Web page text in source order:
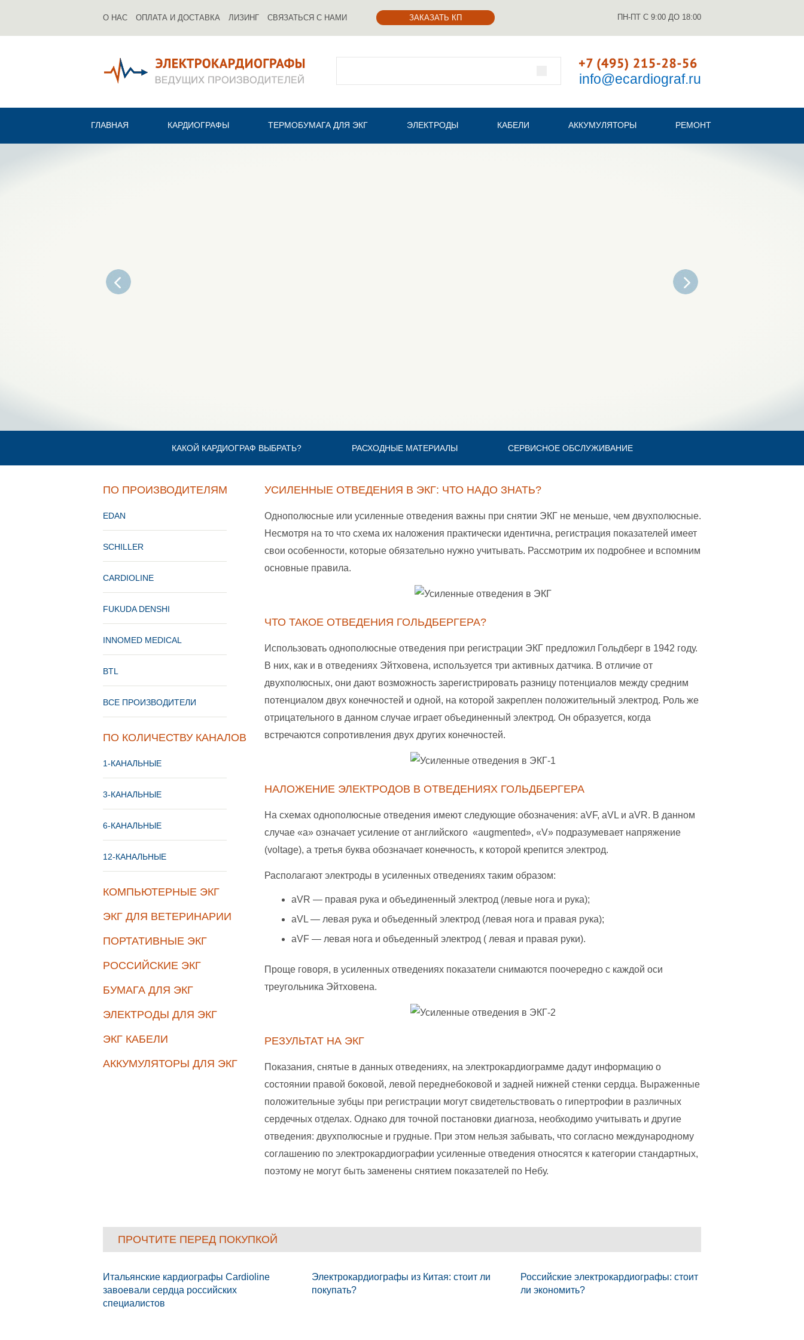
О НАС ОПЛАТА И ДОСТАВКА ЛИЗИНГ СВЯЗАТЬСЯ С НАМИ ЗАКАЗАТЬ КП ПН-ПТ С 9:00 ДО 18:00
info@ecardiograf.ru
ГЛАВНАЯ КАРДИОГРАФЫ ТЕРМОБУМАГА ДЛЯ ЭКГ ЭЛЕКТРОДЫ КАБЕЛИ АККУМУЛЯТОРЫ РЕМОНТ
КАКОЙ КАРДИОГРАФ ВЫБРАТЬ? РАСХОДНЫЕ МАТЕРИАЛЫ СЕРВИСНОЕ ОБСЛУЖИВАНИЕ
УСИЛЕННЫЕ ОТВЕДЕНИЯ В ЭКГ: ЧТО НАДО ЗНАТЬ?
Однополюсные или усиленные отведения важны при снятии ЭКГ не меньше, чем двухполюсные.
Несмотря на то что схема их наложения практически идентична, регистрация показателей имеет
свои особенности, которые обязательно нужно учитывать. Рассмотрим их подробнее и вспомним
основные правила.
ЧТО ТАКОЕ ОТВЕДЕНИЯ ГОЛЬДБЕРГЕРА?
Использовать однополюсные отведения при регистрации ЭКГ предложил Гольдберг в 1942 году.
В них, как и в отведениях Эйтховена, используется три активных датчика. В отличие от
двухполюсных, они дают возможность зарегистрировать разницу потенциалов между средним
потенциалом двух конечностей и одной, на которой закреплен положительный электрод. Роль же
отрицательного в данном случае играет объединенный электрод. Он образуется, когда
встречаются сопротивления двух других конечностей.
НАЛОЖЕНИЕ ЭЛЕКТРОДОВ В ОТВЕДЕНИЯХ ГОЛЬДБЕРГЕРА
На схемах однополюсные отведения имеют следующие обозначения: aVF, aVL и aVR. В данном
случае «а» означает усиление от английского «augmented», «V» подразумевает напряжение
(voltage), а третья буква обозначает конечность, к которой крепится электрод.
Располагают электроды в усиленных отведениях таким образом:
aVR — правая рука и объединенный электрод (левые нога и рука);
aVL — левая рука и объеденный электрод (левая нога и правая рука);
aVF — левая нога и объеденный электрод ( левая и правая руки).
Проще говоря, в усиленных отведениях показатели снимаются поочередно с каждой оси
треугольника Эйтховена.
РЕЗУЛЬТАТ НА ЭКГ
Показания, снятые в данных отведениях, на электрокардиограмме дадут информацию о
состоянии правой боковой, левой переднебоковой и задней нижней стенки сердца. Выраженные
положительные зубцы при регистрации могут свидетельствовать о гипертрофии в различных
сердечных отделах. Однако для точной постановки диагноза, необходимо учитывать и другие
отведения: двухполюсные и грудные. При этом нельзя забывать, что согласно международному
соглашению по электрокардиографии усиленные отведения относятся к категории стандартных,
поэтому не могут быть заменены снятием показателей по Небу.
ПО ПРОИЗВОДИТЕЛЯМ
EDAN
SCHILLER
CARDIOLINE
FUKUDA DENSHI
INNOMED MEDICAL
BTL
ВСЕ ПРОИЗВОДИТЕЛИ
ПО КОЛИЧЕСТВУ КАНАЛОВ
1-КАНАЛЬНЫЕ
3-КАНАЛЬНЫЕ
6-КАНАЛЬНЫЕ
12-КАНАЛЬНЫЕ
КОМПЬЮТЕРНЫЕ ЭКГ
ЭКГ ДЛЯ ВЕТЕРИНАРИИ
ПОРТАТИВНЫЕ ЭКГ
РОССИЙСКИЕ ЭКГ
БУМАГА ДЛЯ ЭКГ
ЭЛЕКТРОДЫ ДЛЯ ЭКГ
ЭКГ КАБЕЛИ
АККУМУЛЯТОРЫ ДЛЯ ЭКГ
ПРОЧТИТЕ ПЕРЕД ПОКУПКОЙ
Итальянские кардиографы Cardioline
завоевали сердца российских
специалистов
Электрокардиографы из Китая: стоит ли
покупать?
Российские электрокардиографы: стоит
ли экономить?